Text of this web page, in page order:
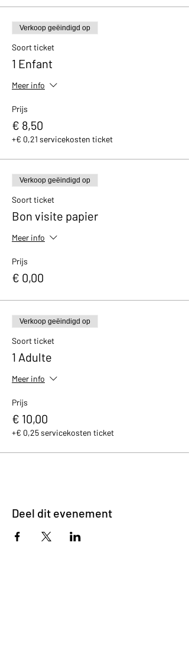
Verkoop geëindigd op
Soort ticket
1 Enfant
Meer info
Prijs
€ 8,50
+€ 0,21 servicekosten ticket
Verkoop geëindigd op
Soort ticket
Bon visite papier
Meer info
Prijs
€ 0,00
Verkoop geëindigd op
Soort ticket
1 Adulte
Meer info
Prijs
€ 10,00
+€ 0,25 servicekosten ticket
Deel dit evenement